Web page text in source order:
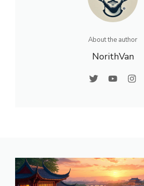
About the author
NorithVan